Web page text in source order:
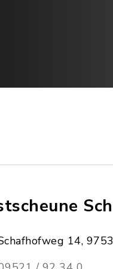
14,